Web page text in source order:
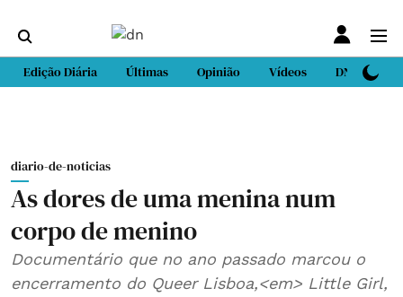
Edição Diária Últimas Opinião Vídeos DN Sport
diario-de-noticias
As dores de uma menina num
corpo de menino
Documentário que no ano passado marcou o
encerramento do Queer Lisboa,<em> Little Girl,